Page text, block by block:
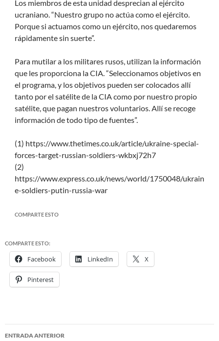
Los miembros de esta unidad desprecian al ejército
ucraniano. “Nuestro grupo no actúa como el ejército.
Porque si actuamos como un ejército, nos quedaremos
rápidamente sin suerte”.
Para mutilar a los militares rusos, utilizan la información
que les proporciona la CIA. “Seleccionamos objetivos en
el programa, y los objetivos pueden ser colocados allí
tanto por el satélite de la CIA como por nuestro propio
satélite, que pagan nuestros voluntarios. Allí se recoge
información de todo tipo de fuentes”.
(1) https://www.thetimes.co.uk/article/ukraine-special-
forces-target-russian-soldiers-wkbxj72h7
(2)
https://www.express.co.uk/news/world/1750048/ukrain
e-soldiers-putin-russia-war
COMPARTE ESTO
COMPARTE ESTO:
Facebook LinkedIn X
Pinterest
ENTRADA ANTERIOR